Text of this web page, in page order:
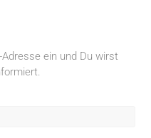
ein und Du wirst